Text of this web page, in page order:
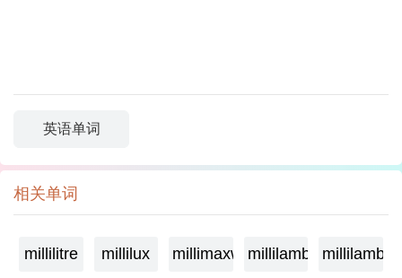
英语单词
相关单词
millilitre millilux millimaxwellmillilambda